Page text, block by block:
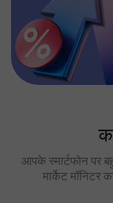
आपके स्मार्टफोन पर
मार्केट